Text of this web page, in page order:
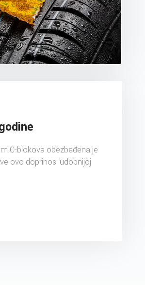
C-blokova obezbeđena je
ovo doprinosi udobnijoj